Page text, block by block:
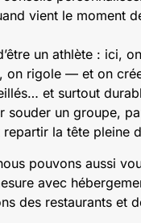
vient le moment
un athlète : ici,
on rigole — et on
et surtout
souder un groupe,
la tête pleine
pouvons aussi
avec
des restaurants et